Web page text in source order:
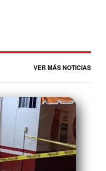
VER MÁS NOTICIAS